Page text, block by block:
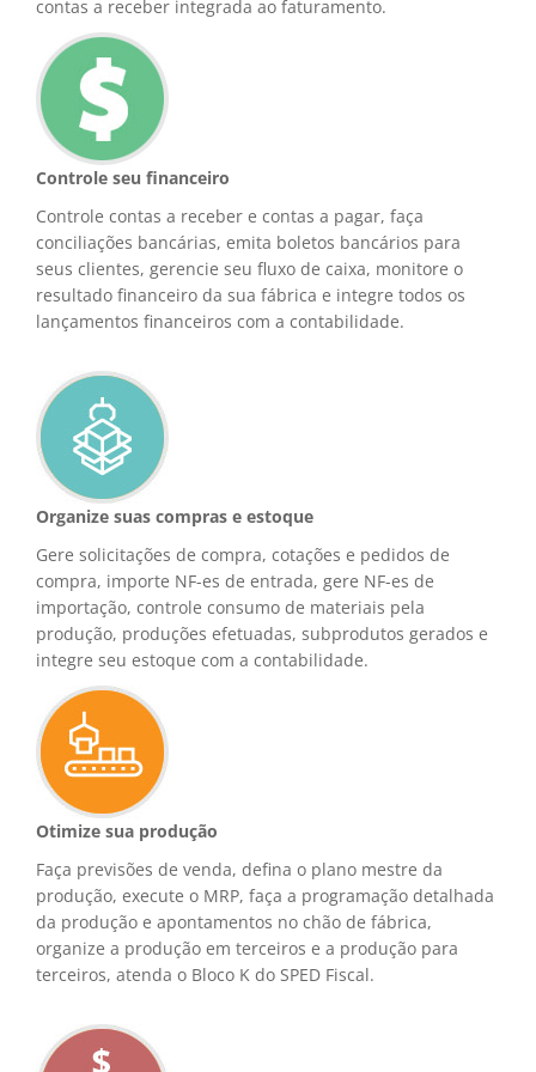
contas a receber integrada ao faturamento.
Controle seu financeiro
Controle contas a receber e contas a pagar, faça
conciliações bancárias, emita boletos bancários para
seus clientes, gerencie seu fluxo de caixa, monitore o
resultado financeiro da sua fábrica e integre todos os
lançamentos financeiros com a contabilidade.
Organize suas compras e estoque
Gere solicitações de compra, cotações e pedidos de
compra, importe NF-es de entrada, gere NF-es de
importação, controle consumo de materiais pela
produção, produções efetuadas, subprodutos gerados e
integre seu estoque com a contabilidade.
Otimize sua produção
Faça previsões de venda, defina o plano mestre da
produção, execute o MRP, faça a programação detalhada
da produção e apontamentos no chão de fábrica,
organize a produção em terceiros e a produção para
terceiros, atenda o Bloco K do SPED Fiscal.